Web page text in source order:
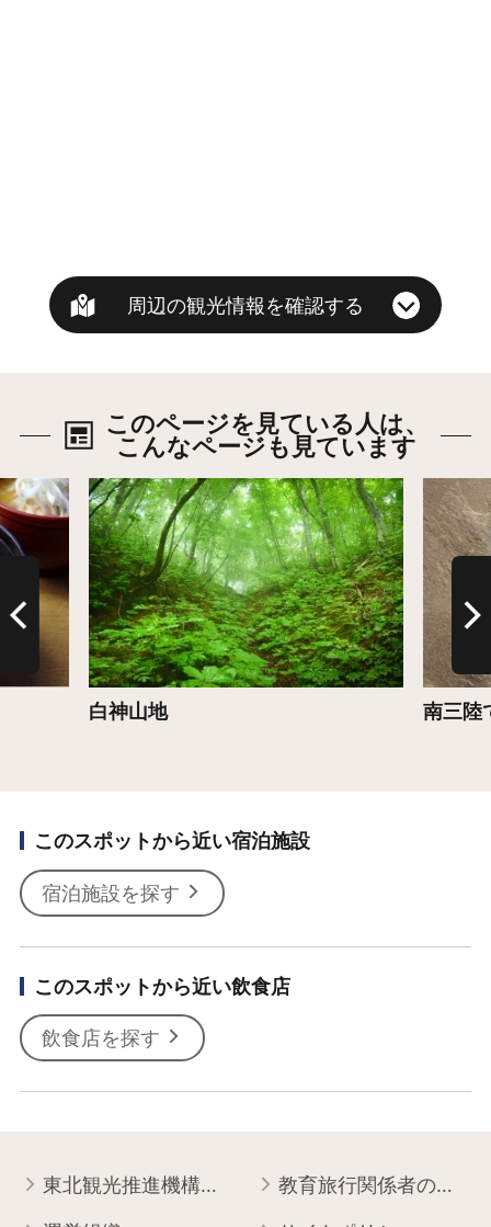
周辺の観光情報を確認する
このページを見ている人は、
こんなページも見ています
白神山地
詳細はこちら
南三陸
詳細は
このスポットから近い宿泊施設
宿泊施設を探す
このスポットから近い飲食店
飲食店を探す
東北観光推進機構について 教育旅行関係者の皆様へ